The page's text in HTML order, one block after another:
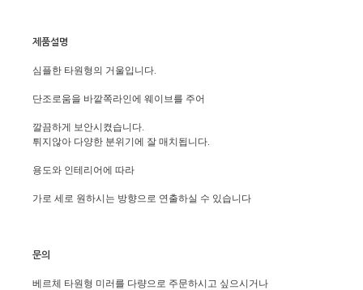
제품설명
심플한 타원형의 거울입니다.
단조로움을 바깥쪽라인에 웨이브를 주어
깔끔하게 보안시켰습니다.
튀지않아 다양한 분위기에 잘 매치됩니다.
용도와 인테리어에 따라
가로 세로 원하시는 방향으로 연출하실 수 있습니다
문의
베르체 타원형 미러를 다량으로 주문하시고 싶으시거나